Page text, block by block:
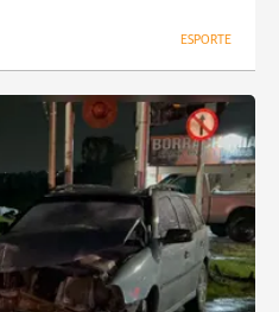
ESPORTE